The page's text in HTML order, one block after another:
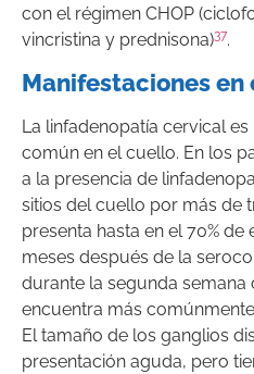
con el régimen CHOP
vincristina y prednisona)37.
Manifestaciones en
La linfadenopatía cervical
común en el cuello. En los
a la presencia de
sitios del cuello por más de
presenta hasta en el 70%
meses después de la
durante la segunda semana
encuentra más
El tamaño de los ganglios
presentación aguda, pero